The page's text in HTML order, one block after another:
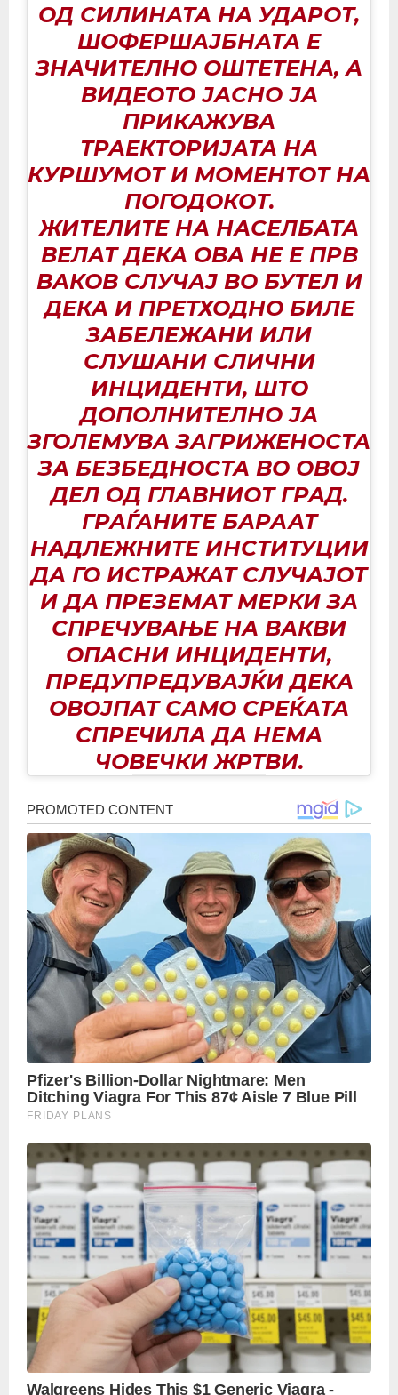
ОД СИЛИНАТА НА УДАРОТ,
ШОФЕРШАЈБНАТА Е
ЗНАЧИТЕЛНО ОШТЕТЕНА, А
ВИДЕОТО ЈАСНО ЈА
ПРИКАЖУВА
ТРАЕКТОРИЈАТА НА
КУРШУМОТ И МОМЕНТОТ НА
ПОГОДОКОТ.
ЖИТЕЛИТЕ НА НАСЕЛБАТА
ВЕЛАТ ДЕКА ОВА НЕ Е ПРВ
ВАКОВ СЛУЧАЈ ВО БУТЕЛ И
ДЕКА И ПРЕТХОДНО БИЛЕ
ЗАБЕЛЕЖАНИ ИЛИ
СЛУШАНИ СЛИЧНИ
ИНЦИДЕНТИ, ШТО
ДОПОЛНИТЕЛНО ЈА
ЗГОЛЕМУВА ЗАГРИЖЕНОСТА
ЗА БЕЗБЕДНОСТА ВО ОВОЈ
ДЕЛ ОД ГЛАВНИОТ ГРАД.
ГРАЃАНИТЕ БАРААТ
НАДЛЕЖНИТЕ ИНСТИТУЦИИ
ДА ГО ИСТРАЖАТ СЛУЧАЈОТ
И ДА ПРЕЗЕМАТ МЕРКИ ЗА
СПРЕЧУВАЊЕ НА ВАКВИ
ОПАСНИ ИНЦИДЕНТИ,
ПРЕДУПРЕДУВАЈЌИ ДЕКА
ОВОЈПАТ САМО СРЕЌАТА
СПРЕЧИЛА ДА НЕМА
ЧОВЕЧКИ ЖРТВИ.